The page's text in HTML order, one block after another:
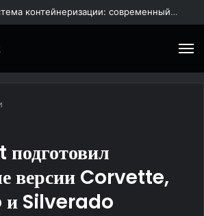
BAIC X55: городской кроссовер для повседневных поездок
версии Corvette,
Silverado